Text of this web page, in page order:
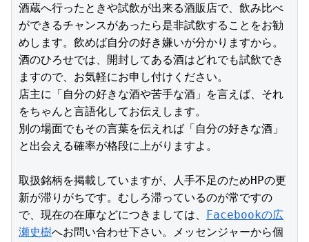
酒蔵へ行ったときや試飲が出来る酒販店で、飲み比べ
ができるチャンスがあったら是非試飲することをお勧
めします。飲めば自分の好き嫌いが分かりますから。
酒のひろせでは、開封してある酒はどれでも試飲でき
ますので、お気軽にお申し付けください。
店主に「自分の好きな酒や苦手な酒」を言えば、それ
をちゃんと言語化してお伝えします。
別の場面でもその言葉を伝えれば「自分の好きな酒」
と出会える確率が格段に上がりますよ。
取扱銘柄を掲載していますが、人手不足のためHPの更
新が滞りがちです。むしろ滞っているのが常ですの
で、現在の在庫などにつきましては、
Facebookの広
瀬史樹へお問い合わせ下さい。メッセンジャーから個